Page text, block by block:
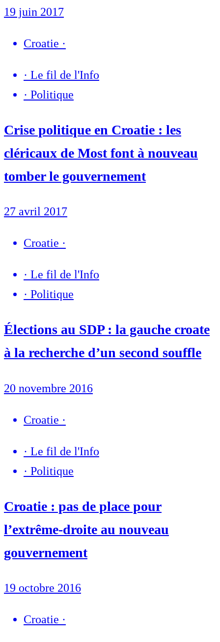
19 juin 2017
Croatie ·
· Le fil de l'Info
· Politique
Crise politique en Croatie : les
cléricaux de Most font à nouveau
tomber le gouvernement
27 avril 2017
Croatie ·
· Le fil de l'Info
· Politique
Élections au SDP : la gauche croate
à la recherche d’un second souffle
20 novembre 2016
Croatie ·
· Le fil de l'Info
· Politique
Croatie : pas de place pour
l’extrême-droite au nouveau
gouvernement
19 octobre 2016
Croatie ·